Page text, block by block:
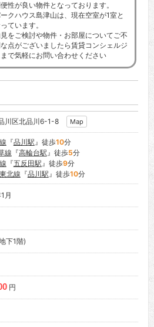
性が良い物件となっております。
クハウス島津山は、現在空室が1室と
ています。
をご検討や物件・お部屋についてご不
点がございましたら賃貸コンシェルジ
で気軽にお問い合わせください
川区北品川6-1-8 Map
『品川駅』徒歩10分
線 『高輪台駅』徒歩5分
『五反田駅』徒歩9分
北線 『品川駅』徒歩10分
月
下1階)
円